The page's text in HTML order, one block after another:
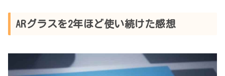
ARグラスを2年ほど使い続けた感想